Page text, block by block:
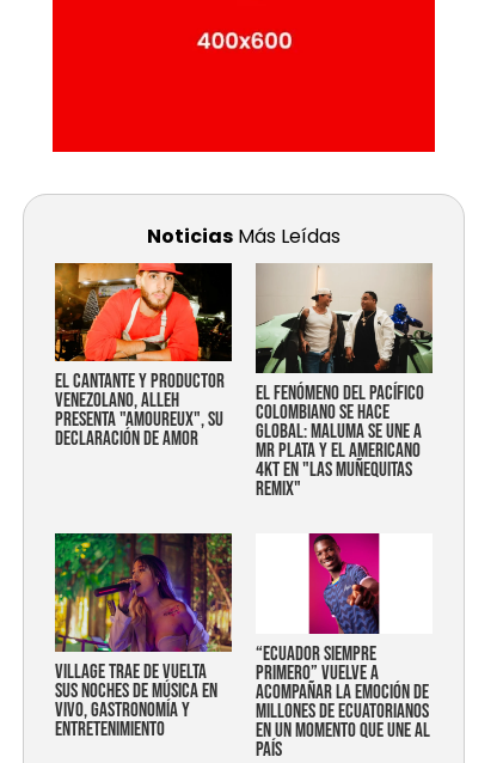
Noticias Más Leídas
EL CANTANTE Y PRODUCTOR
VENEZOLANO, ALLEH
PRESENTA "AMOUREUX", SU
DECLARACIÓN DE AMOR
EL FENÓMENO DEL PACÍFICO
COLOMBIANO SE HACE
GLOBAL: MALUMA SE UNE A
MR PLATA Y EL AMERICANO
4KT EN "LAS MUÑEQUITAS
REMIX"
Village trae de vuelta
sus noches de música en
vivo, gastronomía y
entretenimiento
“Ecuador siempre
primero” vuelve a
acompañar la emoción de
millones de ecuatorianos
en un momento que une al
país